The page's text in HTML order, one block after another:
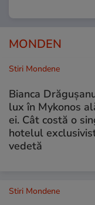
MONDEN
Stiri Mondene
Bianca
lux în Mykonos
ei. Cât costă o
hotelul
vedetă
Stiri Mondene